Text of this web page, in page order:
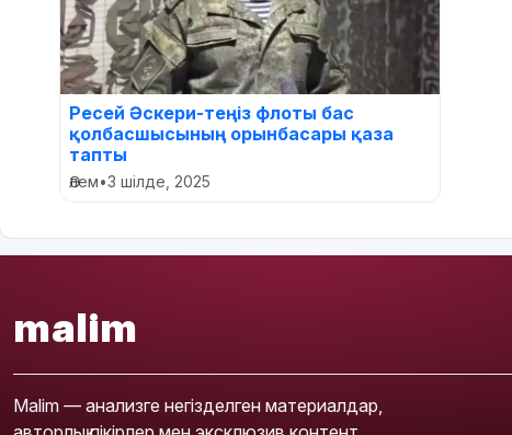
Ресей Әскери-теңіз флоты бас
қолбасшысының орынбасары қаза
тапты
Әлем•3 шілде, 2025
malim
Malim — анализге негізделген материалдар,